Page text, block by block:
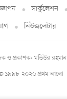
সার্কুলেশন
নিউজলেটার
© ১৯৯৮-২০২৬ প্রথম আলো
ও প্রকাশক: মতিউর রহমান